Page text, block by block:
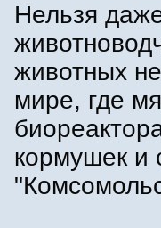
Нельзя
животных
мире, где
кормушек и